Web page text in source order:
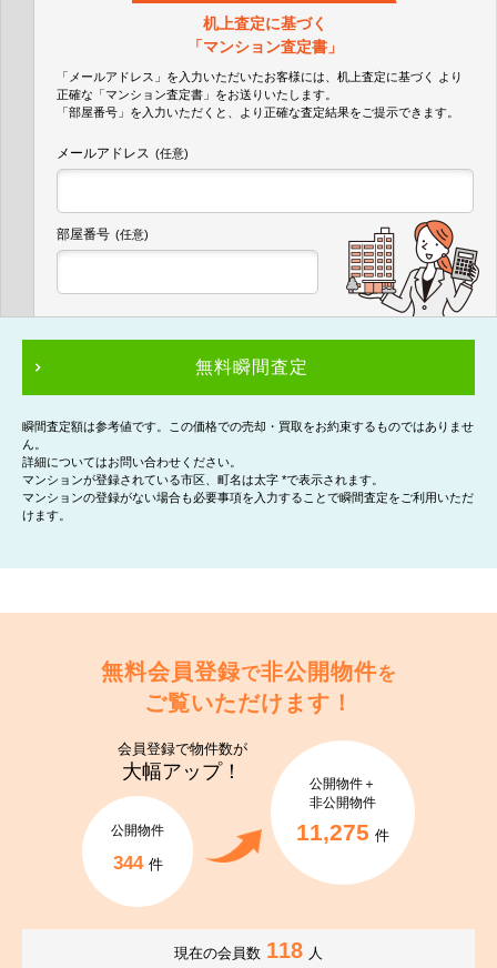
机上査定に基づく
「マンション査定書」
「メールアドレス」を入力いただいたお客様には、机上査定に基づく
より
正確な 「マンション査定書」 をお送りいたします。
「部屋番号」を入力いただくと、より正確な査定結果をご提示できます。
メールアドレス (任意)
部屋番号 (任意)
無料瞬間査定
瞬間査定額は参考値です。この価格での売却・買取をお約束するものではありませ
ん。
詳細についてはお問い合わせください。
マンションが登録されている市区、町名は太字 *で表示されます。
マンションの登録がない場合も必要事項を入力することで瞬間査定をご利用いただ
けます。
無料会員登録で非公開物件を
ご覧いただけます！
会員登録で物件数が
大幅アップ！
公開物件
344 件
公開物件＋
非公開物件
11,275 件
現在の会員数 118 人